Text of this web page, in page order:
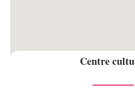
Centre